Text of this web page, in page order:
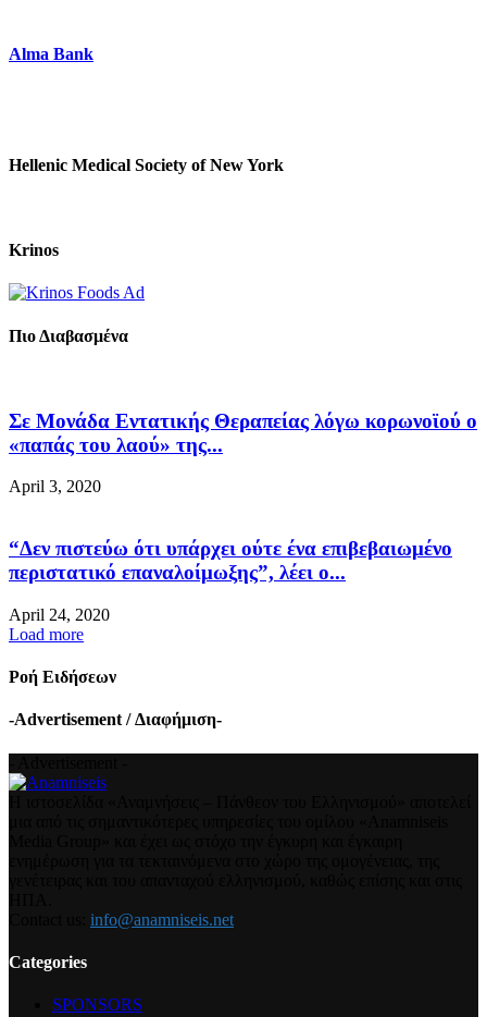
Alma Bank
Hellenic Medical Society of New York
Krinos
Πιο Διαβασμένα
Σε Μονάδα Εντατικής Θεραπείας λόγω κορωνοϊού ο
«παπάς του λαού» της...
April 3, 2020
“Δεν πιστεύω ότι υπάρχει ούτε ένα επιβεβαιωμένο
περιστατικό επαναλοίμωξης”, λέει ο...
April 24, 2020
Load more
Ροή Ειδήσεων
-Advertisement / Διαφήμιση-
info@anamniseis.net
Categories
SPONSORS